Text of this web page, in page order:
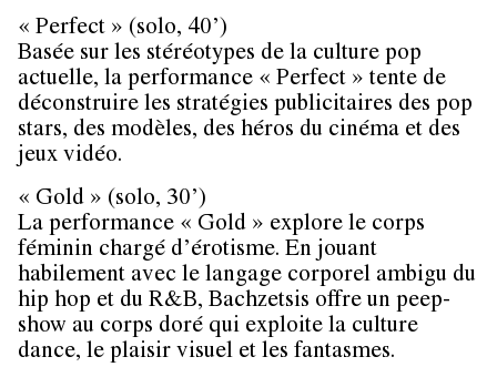
« Perfect » (solo, 40’)
Basée sur les stéréotypes de la culture pop
actuelle, la performance « Perfect » tente de
déconstruire les stratégies publicitaires des pop
stars, des modèles, des héros du cinéma et des
jeux vidéo.
« Gold » (solo, 30’)
La performance « Gold » explore le corps
féminin chargé d’érotisme. En jouant
habilement avec le langage corporel ambigu du
hip hop et du R&B, Bachzetsis offre un peep-
show au corps doré qui exploite la culture
dance, le plaisir visuel et les fantasmes.